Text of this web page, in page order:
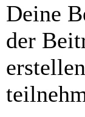
Deine
der